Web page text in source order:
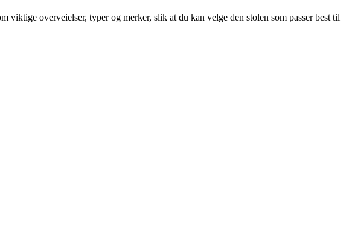
overveielser, typer og merker, slik at du kan velge den stolen som passer best til